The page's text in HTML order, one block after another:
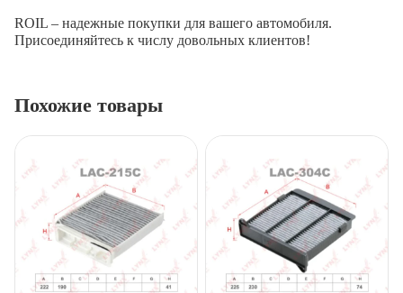
ROIL – надежные покупки для вашего автомобиля.
Присоединяйтесь к числу довольных клиентов!
Похожие товары